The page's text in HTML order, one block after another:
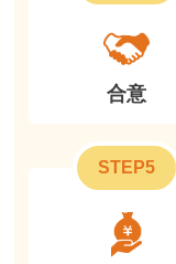
合意
STEP5